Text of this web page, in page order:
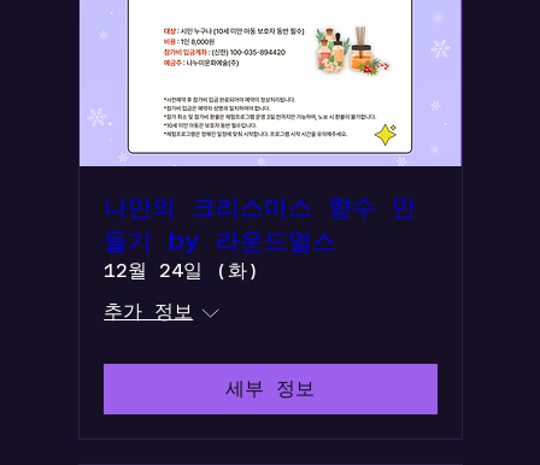
나만의 크리스마스 향수 만
들기 by 라운드얼스
12월 24일 (화)
추가 정보
세부 정보